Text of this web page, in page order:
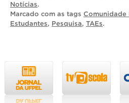
Notícias.
Marcado com as tags Comunidade
Estudantes, Pesquisa, TAEs.